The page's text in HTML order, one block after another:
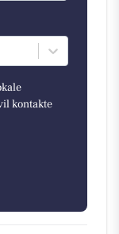
kontakte